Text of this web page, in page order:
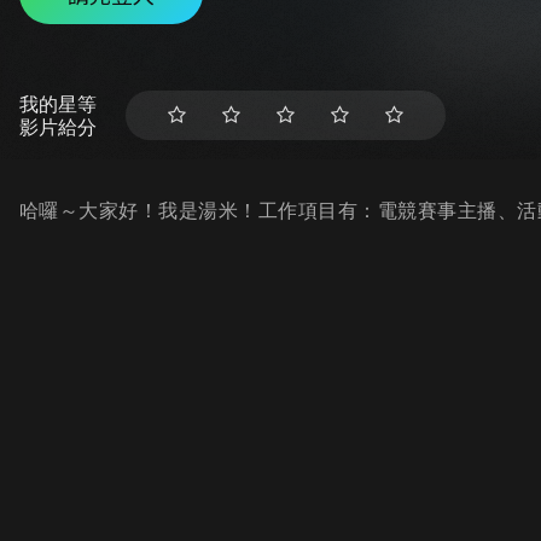
我的星等
影片給分
哈囉～大家好！我是湯米！工作項目有：電競賽事主播、